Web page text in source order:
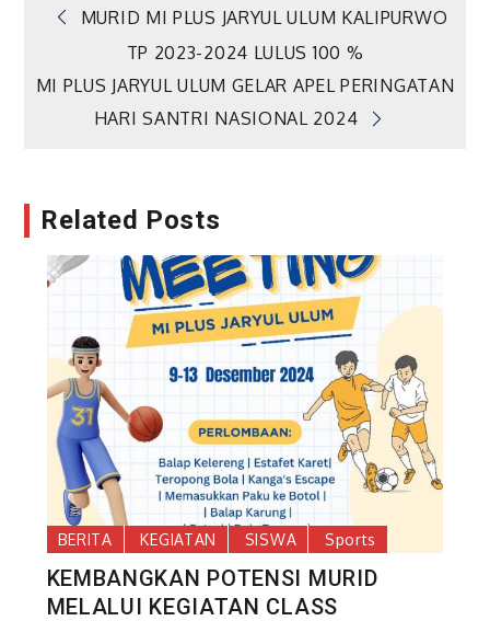
Navigasi
pos
MURID MI PLUS JARYUL ULUM KALIPURWO
TP 2023-2024 LULUS 100 %
MI PLUS JARYUL ULUM GELAR APEL PERINGATAN
HARI SANTRI NASIONAL 2024
Related Posts
BERITA KEGIATAN SISWA Sports
KEMBANGKAN POTENSI MURID
MELALUI KEGIATAN CLASS